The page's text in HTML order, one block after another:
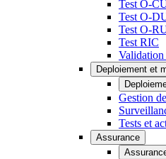
Test O-
Test O-
Test O-
Test RIC
Validation
Deploiement et
Gestion
Tests et
Assurance